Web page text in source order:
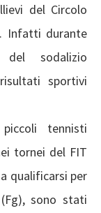
del Circolo
Infatti durante
sodalizio
sportivi
tennisti
tornei del FIT
qualificarsi per
sono stati